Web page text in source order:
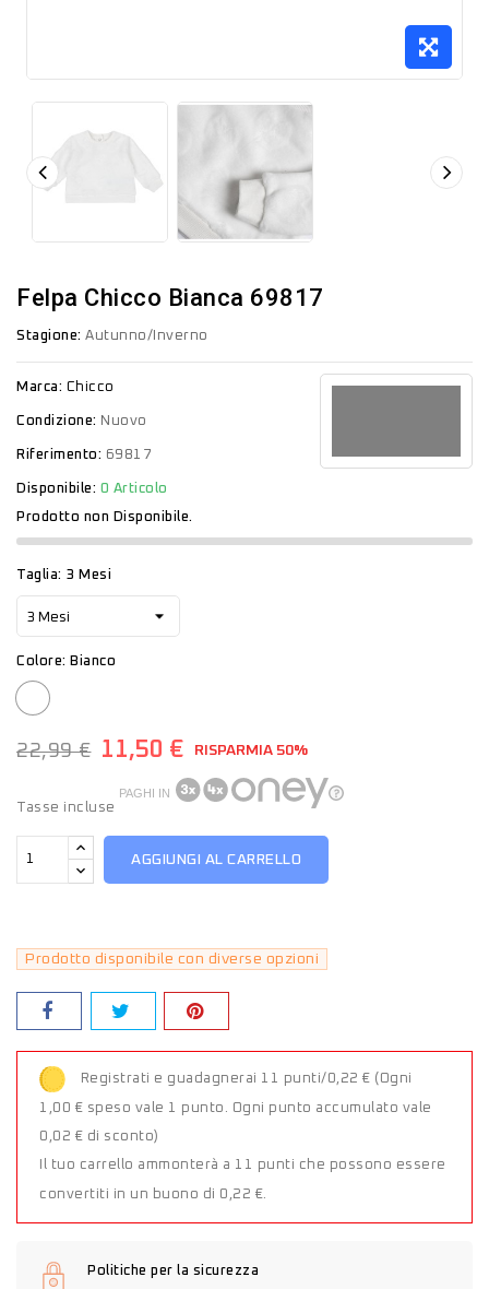
Felpa Chicco Bianca 69817
Stagione: Autunno/Inverno
Marca: Chicco
Condizione: Nuovo
Riferimento: 69817
Disponibile: 0 Articolo
Prodotto non Disponibile.
Taglia: 3 Mesi
Colore: Bianco
Bianco
22,99 € 11,50 € RISPARMIA 50%
Tasse incluse
PAGHI IN
AGGIUNGI AL CARRELLO
Prodotto disponibile con diverse opzioni
Registrati e guadagnerai 11 punti/0,22 € (Ogni
1,00 € speso vale 1 punto. Ogni punto accumulato vale
0,02 € di sconto)
Il tuo carrello ammonterà a 11 punti che possono essere
convertiti in un buono di 0,22 €.
Politiche per la sicurezza